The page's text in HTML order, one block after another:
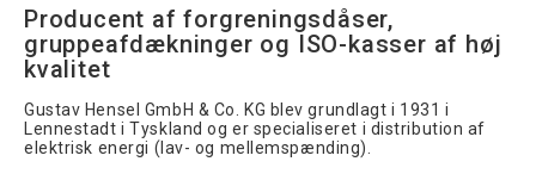
Producent af forgreningsdåser,
gruppeafdækninger og ISO-kasser af høj
kvalitet
Gustav Hensel GmbH & Co. KG blev grundlagt i 1931 i
Lennestadt i Tyskland og er specialiseret i distribution af
elektrisk energi (lav- og mellemspænding).